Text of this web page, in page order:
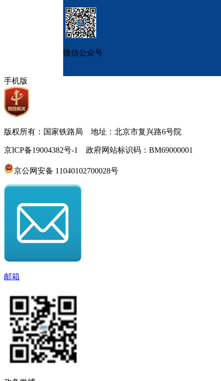
微信公众号
手机版
版权所有：国家铁路局 地址：北京市复兴路6号院
京ICP备19004382号-1 政府网站标识码：BM69000001
京公网安备 11040102700028号
邮箱